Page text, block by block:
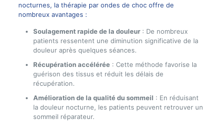
nocturnes, la thérapie par ondes de choc offre de
nombreux avantages :
Soulagement rapide de la douleur: De nombreux
patients ressentent une diminution significative de la
douleur après quelques séances.
Récupération accélérée: Cette méthode favorise la
guérison des tissus et réduit les délais de
récupération.
Amélioration de la qualité du sommeil : En réduisant
la douleur nocturne, les patients peuvent retrouver un
sommeil réparateur.